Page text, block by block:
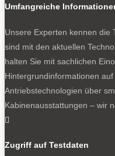
Umfangreiche
Unsere Experten kennen die
sind mit den aktuellen
halten Sie mit sachlichen
Hintergrundinformationen
Antriebstechnologien über
Kabinenausstattungen – wir

Zugriff auf Testdaten